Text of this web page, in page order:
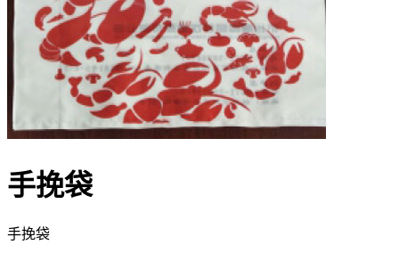
手挽袋
手挽袋